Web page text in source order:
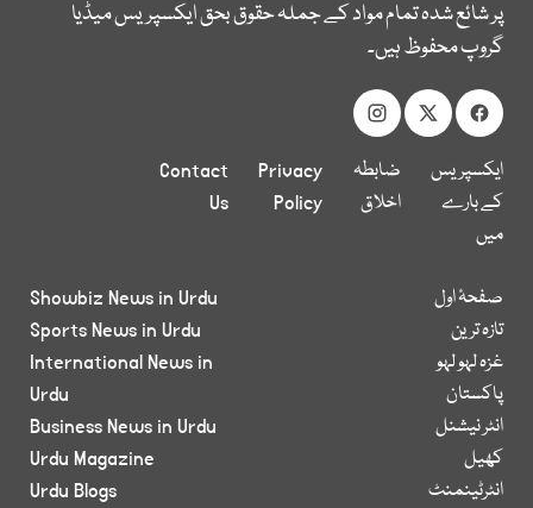
پر شائع شدہ تمام مواد کے جملہ حقوق بحق ایکسپریس میڈیا
گروپ محفوظ ہیں۔
ایکسپریس
کے بارے
میں
ضابطہ
اخلاق
Privacy
Policy
Contact
Us
صفحۂ اول
تازہ ترین
غزہ لہو لہو
پاکستان
انٹر نیشنل
کھیل
انٹرٹینمنٹ
Showbiz News in Urdu
Sports News in Urdu
International News in
Urdu
Business News in Urdu
Urdu Magazine
Urdu Blogs